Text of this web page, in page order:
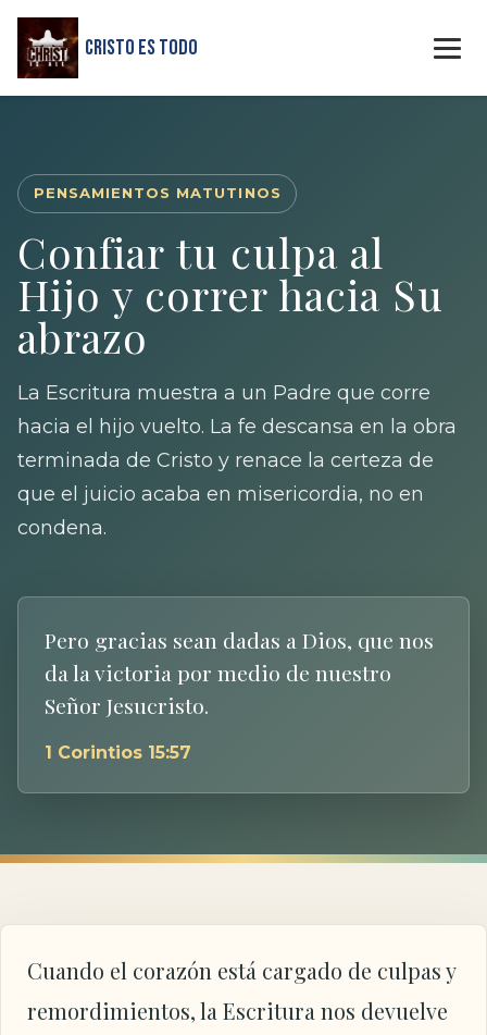
Cristo Es Todo
PENSAMIENTOS MATUTINOS
Confiar tu culpa al
Hijo y correr hacia Su
abrazo
La Escritura muestra a un Padre que corre
hacia el hijo vuelto. La fe descansa en la obra
terminada de Cristo y renace la certeza de
que el juicio acaba en misericordia, no en
condena.
Pero gracias sean dadas a Dios, que nos
da la victoria por medio de nuestro
Señor Jesucristo.
1 Corintios 15:57
Cuando el corazón está cargado de culpas y
remordimientos, la Escritura nos devuelve